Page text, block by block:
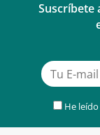
Suscríbete
He leído